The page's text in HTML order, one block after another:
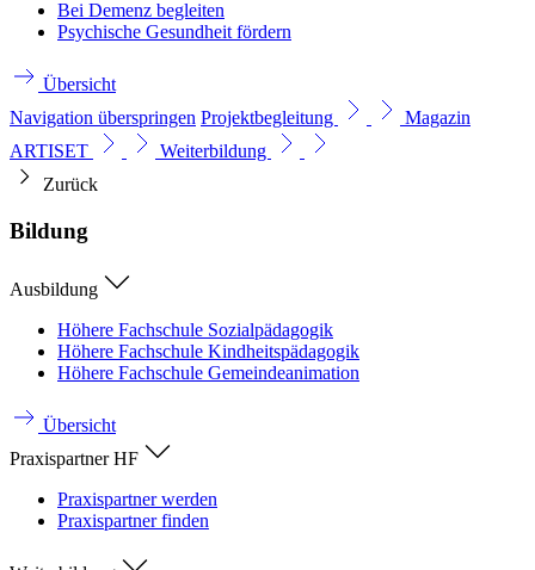
Bei Demenz begleiten
Psychische Gesundheit fördern
Übersicht
Navigation überspringen Projektbegleitung
Magazin
ARTISET
Weiterbildung
Zurück
Bildung
Ausbildung
Höhere Fachschule Sozialpädagogik
Höhere Fachschule Kindheitspädagogik
Höhere Fachschule Gemeindeanimation
Übersicht
Praxispartner HF
Praxispartner werden
Praxispartner finden